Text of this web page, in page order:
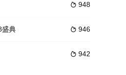
318国道沿线，深度融合藏区非遗文
成一场内心问往的心灵奇旅，节目将
人群，通过真实人物故事展现其生活状
 948
 946
盛典
 942